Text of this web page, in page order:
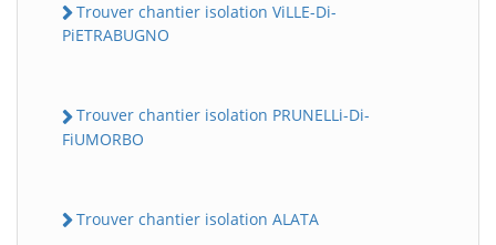
Trouver chantier isolation ViLLE-Di-
PiETRABUGNO
Trouver chantier isolation PRUNELLi-Di-
FiUMORBO
Trouver chantier isolation ALATA